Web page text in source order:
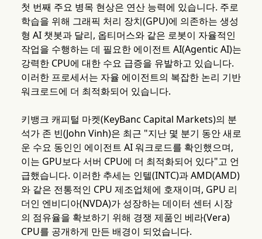
첫 번째 주요 병목 현상은 연산 능력에 있습니다. 주로
학습을 위해 그래픽 처리 장치(GPU)에 의존하는 생성
형 AI 챗봇과 달리, 옵티머스와 같은 로봇이 자율적인
작업을 수행하는 데 필요한 에이전트 AI(Agentic AI)는
강력한 CPU에 대한 수요 급증을 유발하고 있습니다.
이러한 프로세서는 자율 에이전트의 복잡한 논리 기반
워크로드에 더 최적화되어 있습니다.
키뱅크 캐피털 마켓(KeyBanc Capital Markets)의 분
석가 존 빈(John Vinh)은 최근 "지난 몇 분기 동안 새로
운 수요 동인인 에이전트 AI 워크로드를 확인했으며,
이는 GPU보다 서버 CPU에 더 최적화되어 있다"고 언
급했습니다. 이러한 추세는 인텔(INTC)과 AMD(AMD)
와 같은 전통적인 CPU 제조업체에 호재이며, GPU 리
더인 엔비디아(NVDA)가 성장하는 데이터 센터 시장
의 점유율을 확보하기 위해 경쟁 제품인 베라(Vera)
CPU를 공개하게 만든 배경이 되었습니다.